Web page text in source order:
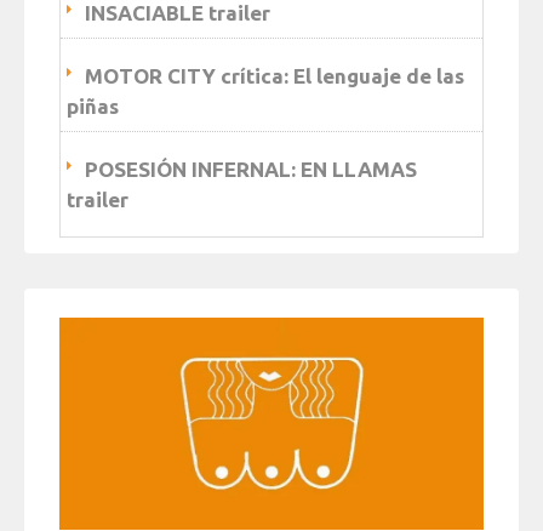
INSACIABLE trailer
MOTOR CITY crítica: El lenguaje de las
piñas
POSESIÓN INFERNAL: EN LLAMAS
trailer